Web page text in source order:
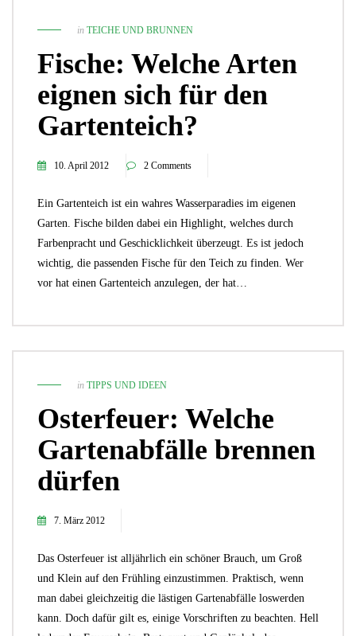
in TEICHE UND BRUNNEN
Fische: Welche Arten
eignen sich für den
Gartenteich?
10. April 2012 2 Comments
Ein Gartenteich ist ein wahres Wasserparadies im eigenen
Garten. Fische bilden dabei ein Highlight, welches durch
Farbenpracht und Geschicklichkeit überzeugt. Es ist jedoch
wichtig, die passenden Fische für den Teich zu finden. Wer
vor hat einen Gartenteich anzulegen, der hat…
in TIPPS UND IDEEN
Osterfeuer: Welche
Gartenabfälle brennen
dürfen
7. März 2012
Das Osterfeuer ist alljährlich ein schöner Brauch, um Groß
und Klein auf den Frühling einzustimmen. Praktisch, wenn
man dabei gleichzeitig die lästigen Gartenabfälle loswerden
kann. Doch dafür gilt es, einige Vorschriften zu beachten. Hell